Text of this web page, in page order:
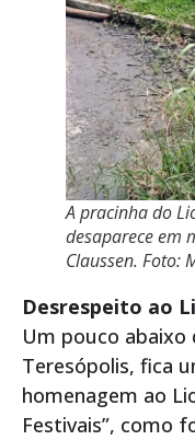
A pracinha do
desaparece em
Claussen. Foto:
Desrespeito ao
Um pouco
Teresópolis, fica
homenagem ao
Festivais”, como